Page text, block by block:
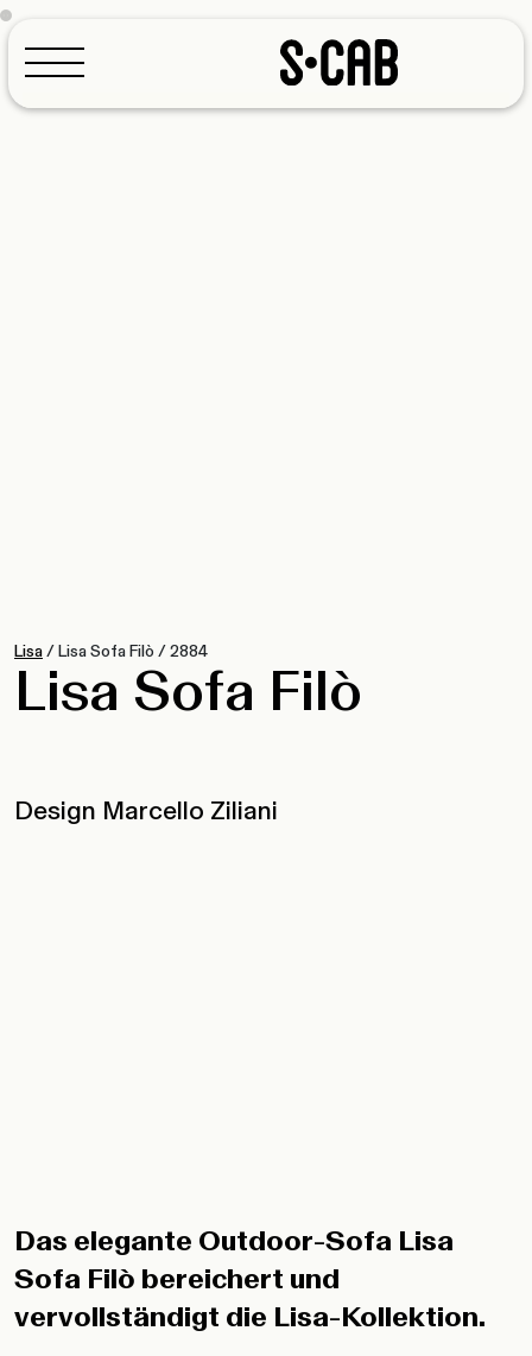
Lisa/Lisa Sofa Filò /2884
Lisa Sofa Filò
Design Marcello Ziliani
Das elegante Outdoor-Sofa Lisa
Sofa Filò bereichert und
vervollständigt die Lisa-Kollektion.